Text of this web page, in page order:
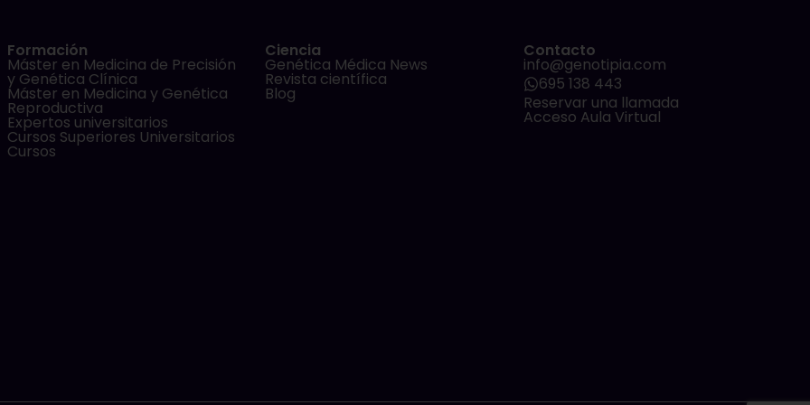
Formación
Máster en Medicina de Precisión
y Genética Clínica
Máster en Medicina y Genética
Reproductiva
Expertos universitarios
Cursos Superiores Universitarios
Cursos
Ciencia
Genética Médica News
Revista científica
Blog
Contacto
info@genotipia.com
695 138 443
Reservar una llamada
Acceso Aula Virtual